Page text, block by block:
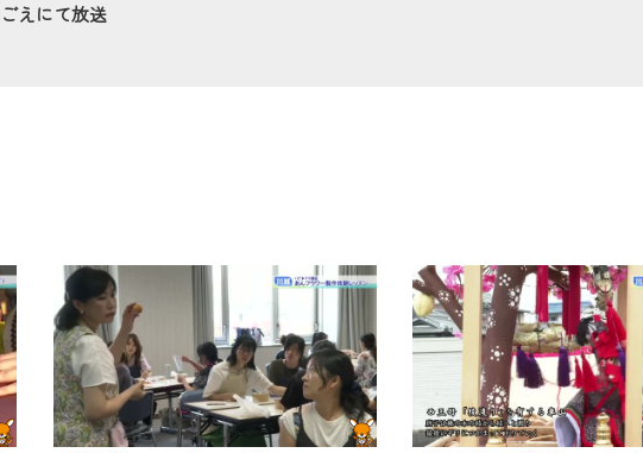
えにて放送
ますが、ご了承の程よろしくお願いいたします。